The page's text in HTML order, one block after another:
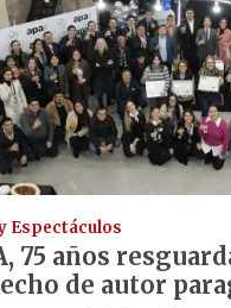
Espectáculos
75 años
de autor